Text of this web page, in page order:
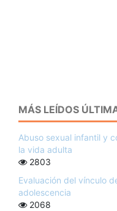
MÁS LEÍDOS
Abuso sexual infantil y
la vida adulta
2803
Evaluación del vínculo
adolescencia
2068